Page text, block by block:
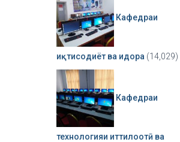
Кафедраи
иқтисодиёт ва идора (14,029)
Кафедраи
технологияи иттилоотӣ ва